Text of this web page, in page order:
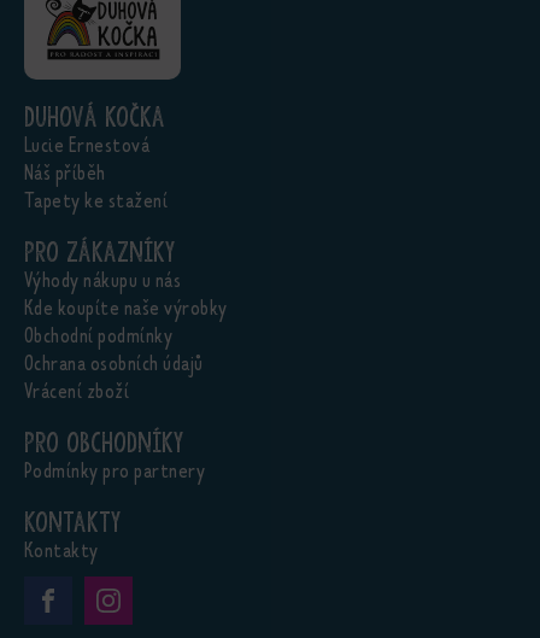
Duhová kočka
Lucie Ernestová
Náš příběh
Tapety ke stažení
Pro zákazníky
Výhody nákupu u nás
Kde koupíte naše výrobky
Obchodní podmínky
Ochrana osobních údajů
Vrácení zboží
Pro obchodníky
Podmínky pro partnery
Kontakty
Kontakty